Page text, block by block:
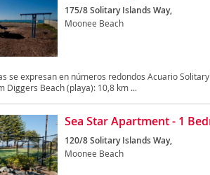
175/8 Solitary Islands Way,
Moonee Beach
se expresan en números redondos Acuario
Diggers Beach (playa): 10,8 km ...
Sea Star Apartment - 1
120/8 Solitary Islands Way,
Moonee Beach